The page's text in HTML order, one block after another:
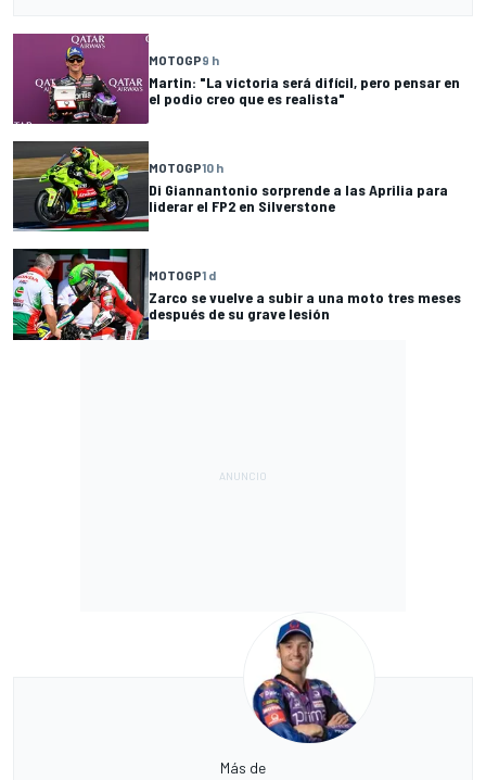
MOTOGP9 h
Martin: "La victoria será difícil, pero pensar en
el podio creo que es realista"
MOTOGP10 h
Di Giannantonio sorprende a las Aprilia para
liderar el FP2 en Silverstone
MOTOGP1 d
Zarco se vuelve a subir a una moto tres meses
después de su grave lesión
Más de